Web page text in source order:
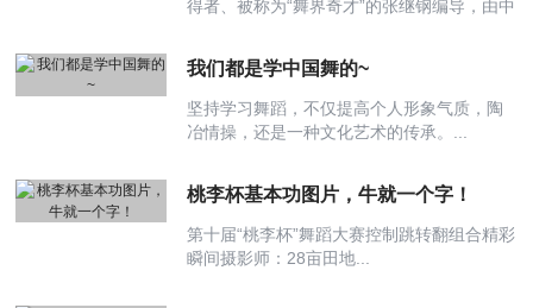
得者、被称为“舞界奇才”的张继钢编导，由中
穷、千变万化震撼的视觉冲击力，赢得了全
国 ......
我们都是学中国舞的~
坚持学习舞蹈，不仅提高个人形象气质，陶
冶情操，还是一种文化艺术的传承。...
桃李杯基本功图片，牛就一个字！
第十届“桃李杯”舞蹈大赛控制跳转翻组合精彩
瞬间摄影师：28亩田地...